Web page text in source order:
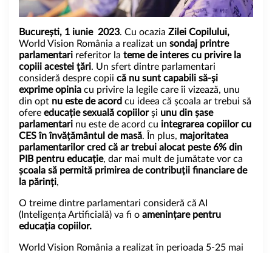
București, 1 iunie 2023. Cu ocazia Zilei Copilului,
World Vision România a realizat un sondaj printre
parlamentari referitor la teme de interes cu privire la
copiii acestei ţări. Un sfert dintre parlamentari
consideră despre copii că nu sunt capabili să-și
exprime opinia cu privire la legile care îi vizează, unu
din opt nu este de acord cu ideea că școala ar trebui să
ofere educație sexuală copiilorşi unu din șase
parlamentari nu este de acord cu integrarea copiilor cu
CES în învățământul de masă. În plus, majoritatea
parlamentarilor cred că ar trebui alocat peste 6% din
PIB pentru educație, dar mai mult de jumătate vor ca
școala să permită primirea de contribuții financiare de
la părinți,
O treime dintre parlamentari consideră că AI
(Inteligența Artificială) va fi o amenințare pentru
educația copiilor.
World Vision România a realizat în perioada 5-25 mai